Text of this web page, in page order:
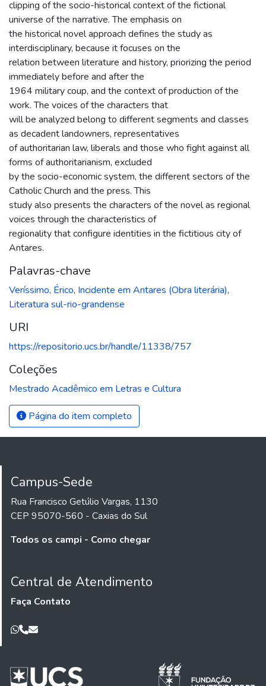
clipping of the socio-historical context of the fictional
universe of the narrative. The emphasis on
the historical novel approach defines the study as
interdisciplinary, because it focuses on the
relation between literature and history, priorizing the period
immediately before and after the
1964 military coup, and the context of production of the
work. The voices of the characters that
will be analyzed belong to different segments and classes
as decadent landowners, representatives
of authoritarian law, liberals and those who fight against all
forms of authoritarianism, excluded
by the socio-economic system, the different sectors of the
Catholic Church and the press. This
study also presents the characters of the novel as regional
voices through the characteristics of
regionality that configure identities in the fictitious city of
Antares.
Palavras-chave
Veríssimo, Érico, Incidente em Antares (Obra literária),
Literatura sul-rio-grandense
URI
https://repositorio.ucs.br/handle/11338/757
Coleções
Mestrado Acadêmico em Letras e Cultura
Página do item completo
Campus-Sede
Rua Francisco Getúlio Vargas, 1130
CEP 95070-560 - Caxias do Sul
Todos os campi - Como chegar
Central de Atendimento
Faça Contato